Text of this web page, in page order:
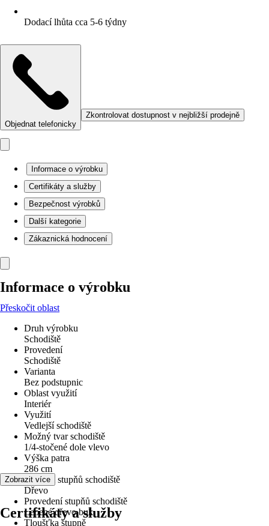
Dodací lhůta cca 5-6 týdny
Objednat telefonicky
Zkontrolovat dostupnost v nejbližší prodejně
Informace o výrobku
Certifikáty a služby
Bezpečnost výrobků
Další kategorie
Zákaznická hodnocení
Informace o výrobku
Přeskočit oblast
Druh výrobku
Schodiště
Provedení
Schodiště
Varianta
Bez podstupnic
Oblast využití
Interiér
Využití
Vedlejší schodiště
Možný tvar schodiště
1/4-stočené dole vlevo
Výška patra
286 cm
Materiál stupňů schodiště
Dřevo
Provedení stupňů schodiště
Lepené dřevo buk
Tloušťka stupně
Zobrazit více
Certifikáty a služby